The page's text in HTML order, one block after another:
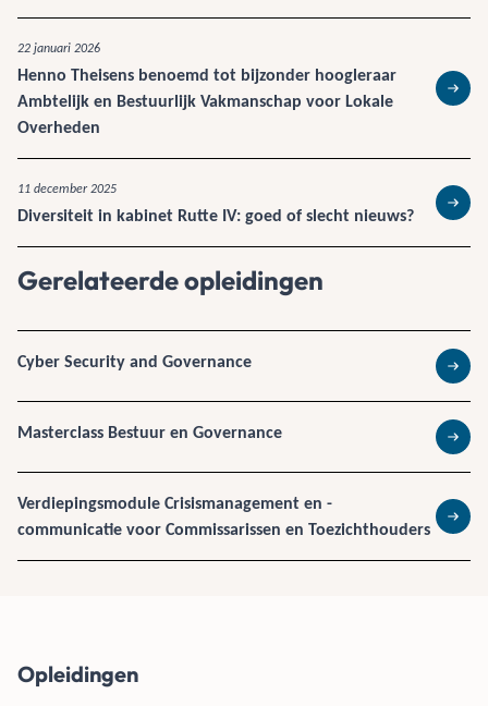
22 januari 2026
Henno Theisens benoemd tot bijzonder hoogleraar
Ambtelijk en Bestuurlijk Vakmanschap voor Lokale
Overheden
Lees
11 december 2025
Diversiteit in kabinet Rutte IV: goed of slecht nieuws? Lees
Gerelateerde opleidingen
Cyber Security and Governance
Lees
Masterclass Bestuur en Governance
Lees
Verdiepingsmodule Crisismanagement en -
communicatie voor Commissarissen en Toezichthouders
Lees
Opleidingen